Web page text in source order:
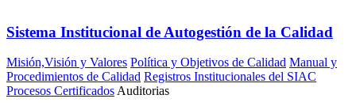
Sistema Institucional de Autogestión de la Calidad
Misión,Visión y Valores Política y Objetivos de Calidad Manual y
Procedimientos de Calidad Registros Institucionales del SIAC
Procesos CertificadosAuditorias